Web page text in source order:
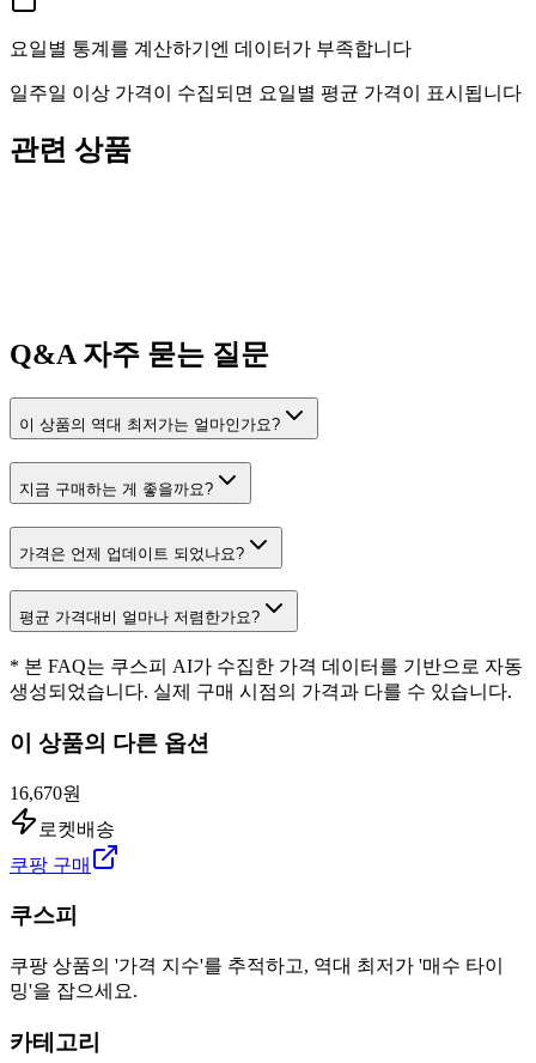
요일별 통계를 계산하기엔 데이터가 부족합니다
일주일 이상 가격이 수집되면 요일별 평균 가격이 표시됩니다
관련 상품
Q&A자주 묻는 질문
이 상품의 역대 최저가는 얼마인가요?
지금 구매하는 게 좋을까요?
가격은 언제 업데이트 되었나요?
평균 가격대비 얼마나 저렴한가요?
* 본 FAQ는 쿠스피 AI가 수집한 가격 데이터를 기반으로 자동
생성되었습니다. 실제 구매 시점의 가격과 다를 수 있습니다.
이 상품의 다른 옵션
16,670원
로켓배송
쿠팡 구매
쿠스피
쿠팡 상품의 '가격 지수'를 추적하고, 역대 최저가 '매수 타이
밍'을 잡으세요.
카테고리